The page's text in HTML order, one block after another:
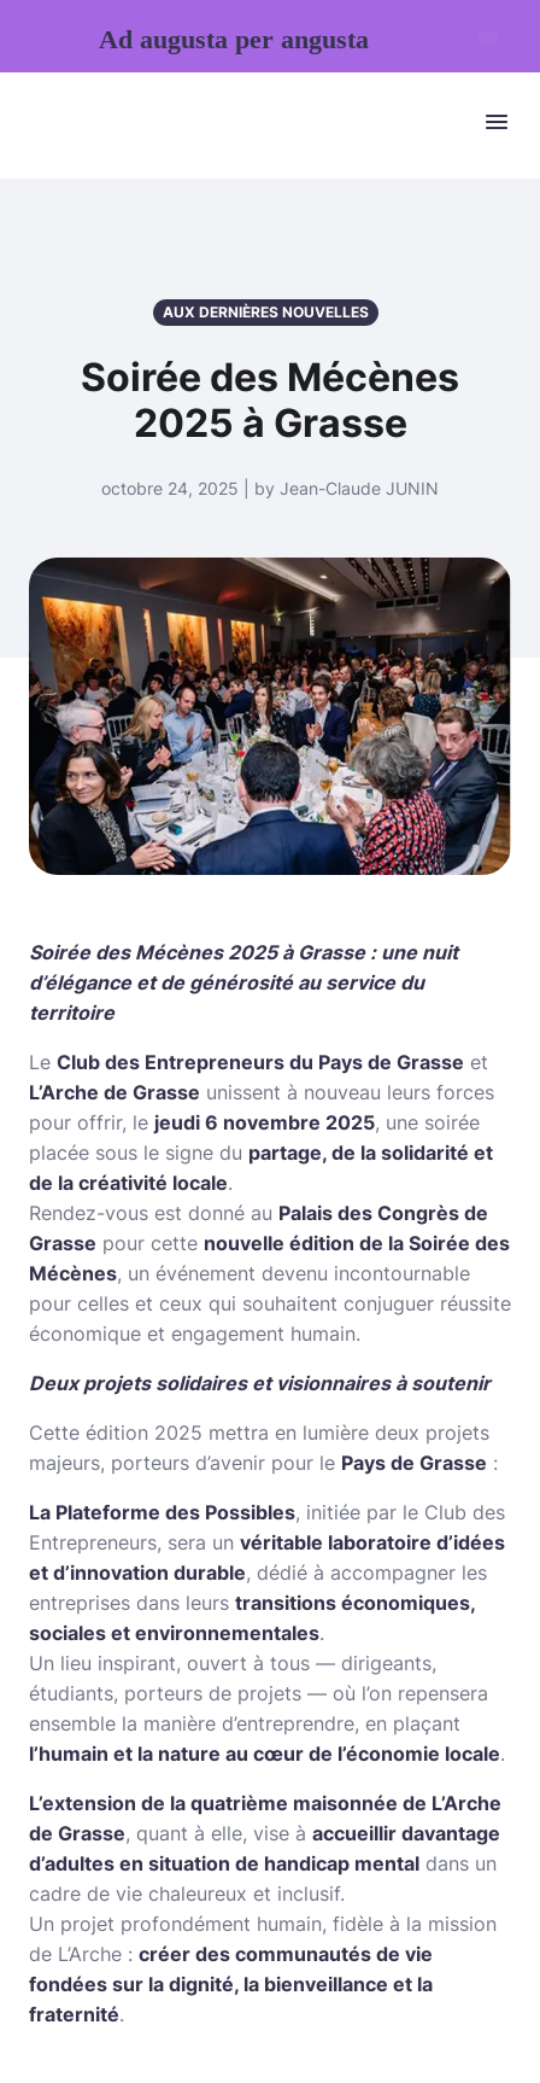
AUX DERNIÈRES NOUVELLES
Soirée des Mécènes
2025 à Grasse
octobre 24, 2025 | by Jean-Claude JUNIN
Soirée des Mécènes 2025 à Grasse : une nuit
d’élégance et de générosité au service du
territoire
Le Club des Entrepreneurs du Pays de Grasse et
L’Arche de Grasse unissent à nouveau leurs forces
pour offrir, le jeudi 6 novembre 2025, une soirée
placée sous le signe du partage, de la solidarité et
de la créativité locale.
Rendez-vous est donné au Palais des Congrès de
Grasse pour cette nouvelle édition de la Soirée des
Mécènes, un événement devenu incontournable
pour celles et ceux qui souhaitent conjuguer réussite
économique et engagement humain.
Deux projets solidaires et visionnaires à soutenir
Cette édition 2025 mettra en lumière deux projets
majeurs, porteurs d’avenir pour le Pays de Grasse :
La Plateforme des Possibles, initiée par le Club des
Entrepreneurs, sera un véritable laboratoire d’idées
et d’innovation durable, dédié à accompagner les
entreprises dans leurs transitions économiques,
sociales et environnementales.
Un lieu inspirant, ouvert à tous — dirigeants,
étudiants, porteurs de projets — où l’on repensera
ensemble la manière d’entreprendre, en plaçant
l’humain et la nature au cœur de l’économie locale.
L’extension de la quatrième maisonnée de L’Arche
de Grasse, quant à elle, vise à accueillir davantage
d’adultes en situation de handicap mental dans un
cadre de vie chaleureux et inclusif.
Un projet profondément humain, fidèle à la mission
de L’Arche : créer des communautés de vie
fondées sur la dignité, la bienveillance et la
fraternité.
Ad augusta per angusta